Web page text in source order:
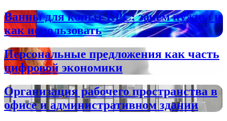
Ванны для копыт КРС: зачем нужны и
как использовать
Персональные предложения как часть
цифровой экономики
Организация рабочего пространства в
офисе и административном здании